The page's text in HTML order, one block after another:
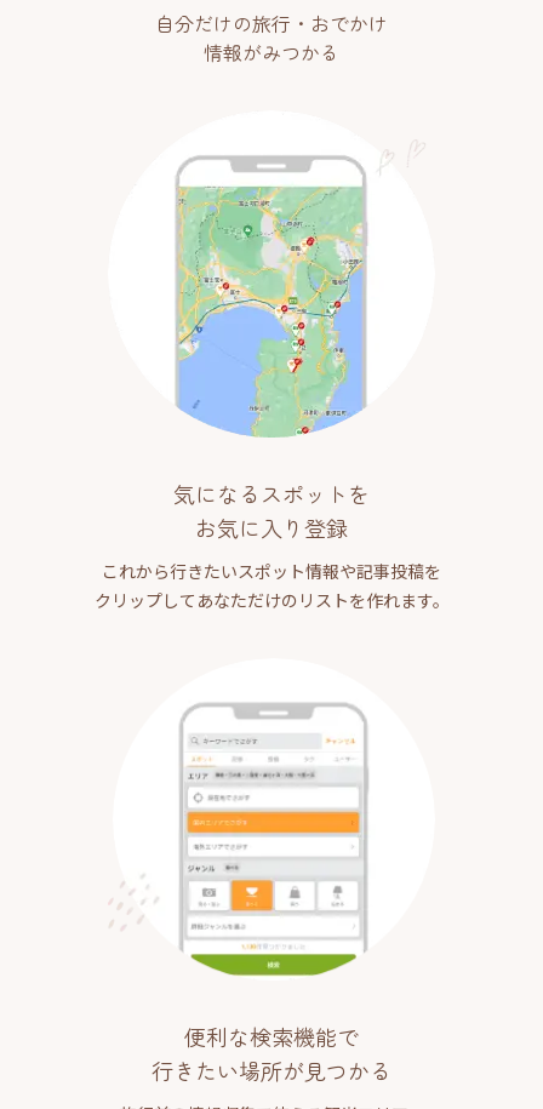
自分だけの旅行・おでかけ
情報がみつかる
気になるスポットを
お気に入り登録
これから行きたいスポット情報や記事投稿を
クリップしてあなただけのリストを作れます。
便利な検索機能で
行きたい場所が見つかる